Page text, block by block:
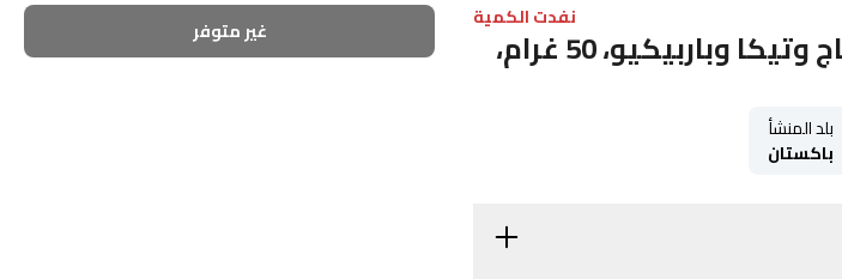
نفدت الكمية
شان خليط بهارات دجاج وتيكا وباربيكيو، 50 غرام،
بلد المنشأ
باكستان
غير متوفر